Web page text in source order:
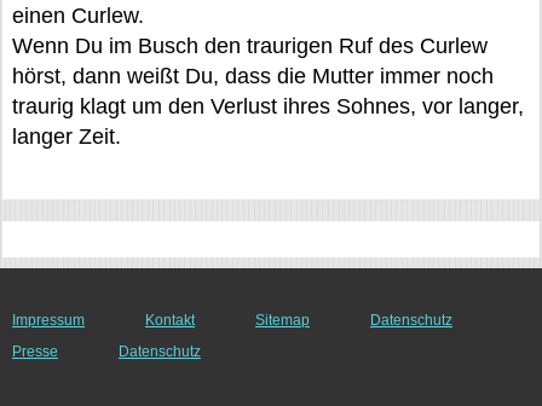
einen Curlew.
Wenn Du im Busch den traurigen Ruf des Curlew
hörst, dann weißt Du, dass die Mutter immer noch
traurig klagt um den Verlust ihres Sohnes, vor langer,
langer Zeit.
Impressum Kontakt Sitemap
Datenschutz
Presse
Datenschutz